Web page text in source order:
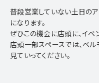
普段営業していない土日のア
になります。
ぜひこの機会に店頭に、イベ
店頭一部スペースでは、ベル
見ていってください。